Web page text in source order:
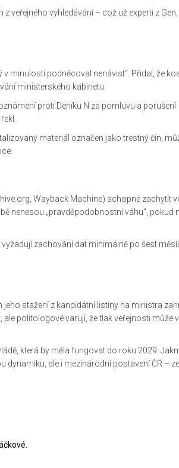
veřejného vyhledávání – což už experti z Gen,
v minulosti podněcoval nenávist“. Přidal, že
ministerského kabinetu.
proti Deníku N za pomluvu a porušení
materiál označen jako trestný čin,
Wayback Machine) schopné zachytit
nenesou „pravděpodobnostní váhu“, pokud
zachování dat minimálně po šest
stažení z kandidátní listiny na ministra
politologové varují, že tlak veřejnosti může
která by měla fungovat do roku 2029.
dynamiku, ale i mezinárodní postavení ČR –